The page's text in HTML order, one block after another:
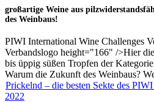
großartige Weine aus
des Weinbaus!
PIWI International Wine Challenges
Verbandslogo height="166" />Hier
bis üppig süßen Tropfen der
Warum die Zukunft des Weinbaus?
Prickelnd – die besten Sekte des
2022